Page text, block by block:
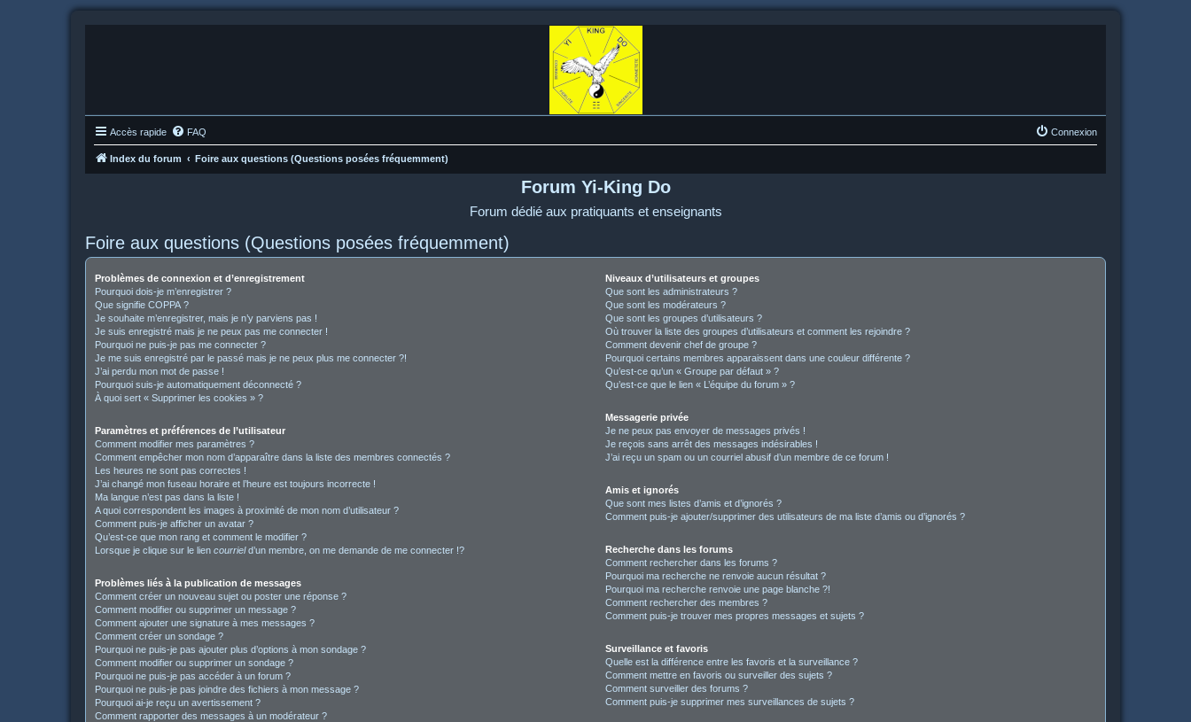
Accès rapide FAQ Connexion
Index du forum Foire aux questions (Questions posées fréquemment)
Forum Yi-King Do
Forum dédié aux pratiquants et enseignants
Foire aux questions (Questions posées fréquemment)
Problèmes de connexion et d’enregistrement
Pourquoi dois-je m’enregistrer ?
Que signifie COPPA ?
Je souhaite m’enregistrer, mais je n’y parviens pas !
Je suis enregistré mais je ne peux pas me connecter !
Pourquoi ne puis-je pas me connecter ?
Je me suis enregistré par le passé mais je ne peux plus me connecter ?!
J’ai perdu mon mot de passe !
Pourquoi suis-je automatiquement déconnecté ?
À quoi sert « Supprimer les cookies » ?
Paramètres et préférences de l’utilisateur
Comment modifier mes paramètres ?
Comment empêcher mon nom d’apparaître dans la liste des membres connectés ?
Les heures ne sont pas correctes !
J’ai changé mon fuseau horaire et l’heure est toujours incorrecte !
Ma langue n’est pas dans la liste !
A quoi correspondent les images à proximité de mon nom d’utilisateur ?
Comment puis-je afficher un avatar ?
Qu’est-ce que mon rang et comment le modifier ?
Lorsque je clique sur le lien courrield’un membre, on me demande de me connecter !?
Problèmes liés à la publication de messages
Comment créer un nouveau sujet ou poster une réponse ?
Comment modifier ou supprimer un message ?
Comment ajouter une signature à mes messages ?
Comment créer un sondage ?
Pourquoi ne puis-je pas ajouter plus d’options à mon sondage ?
Comment modifier ou supprimer un sondage ?
Pourquoi ne puis-je pas accéder à un forum ?
Pourquoi ne puis-je pas joindre des fichiers à mon message ?
Pourquoi ai-je reçu un avertissement ?
Comment rapporter des messages à un modérateur ?
Niveaux d’utilisateurs et groupes
Que sont les administrateurs ?
Que sont les modérateurs ?
Que sont les groupes d’utilisateurs ?
Où trouver la liste des groupes d’utilisateurs et comment les rejoindre ?
Comment devenir chef de groupe ?
Pourquoi certains membres apparaissent dans une couleur différente ?
Qu’est-ce qu’un « Groupe par défaut » ?
Qu’est-ce que le lien « L’équipe du forum » ?
Messagerie privée
Je ne peux pas envoyer de messages privés !
Je reçois sans arrêt des messages indésirables !
J’ai reçu un spam ou un courriel abusif d’un membre de ce forum !
Amis et ignorés
Que sont mes listes d’amis et d’ignorés ?
Comment puis-je ajouter/supprimer des utilisateurs de ma liste d’amis ou d’ignorés ?
Recherche dans les forums
Comment rechercher dans les forums ?
Pourquoi ma recherche ne renvoie aucun résultat ?
Pourquoi ma recherche renvoie une page blanche ?!
Comment rechercher des membres ?
Comment puis-je trouver mes propres messages et sujets ?
Surveillance et favoris
Quelle est la différence entre les favoris et la surveillance ?
Comment mettre en favoris ou surveiller des sujets ?
Comment surveiller des forums ?
Comment puis-je supprimer mes surveillances de sujets ?